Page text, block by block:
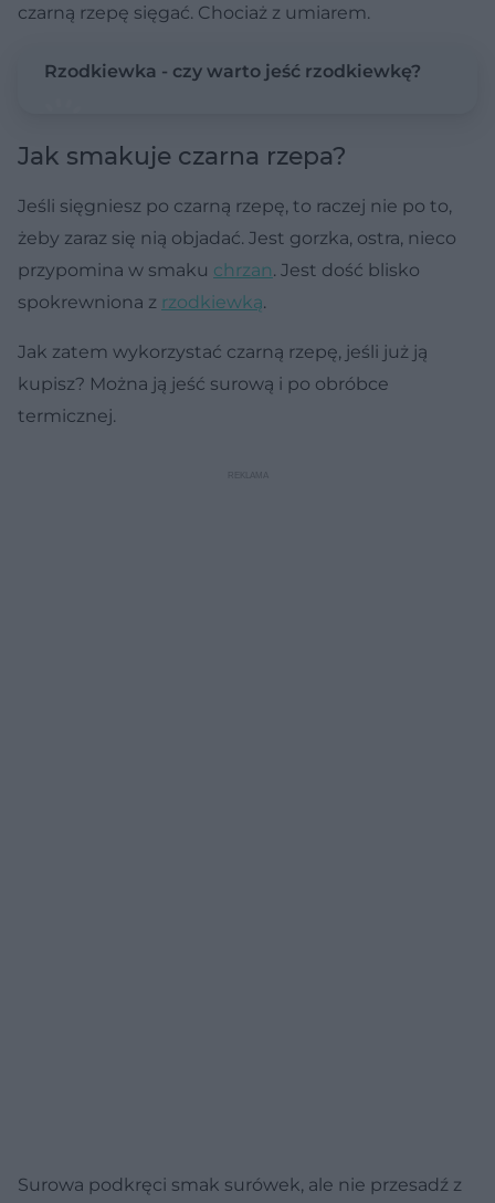
czarną rzepę sięgać. Chociaż z umiarem.
Rzodkiewka - czy warto jeść rzodkiewkę?
Jak smakuje czarna rzepa?
Jeśli sięgniesz po czarną rzepę, to raczej nie po to,
żeby zaraz się nią objadać. Jest gorzka, ostra, nieco
przypomina w smaku chrzan. Jest dość blisko
spokrewniona z rzodkiewką.
Jak zatem wykorzystać czarną rzepę, jeśli już ją
kupisz? Można ją jeść surową i po obróbce
termicznej.
Surowa podkręci smak surówek, ale nie przesadź z